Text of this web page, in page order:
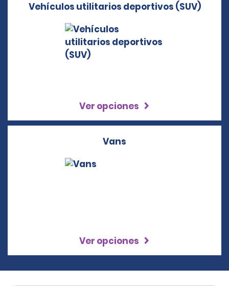
Vehículos utilitarios deportivos (SUV)
Ver opciones
Vans
Ver opciones